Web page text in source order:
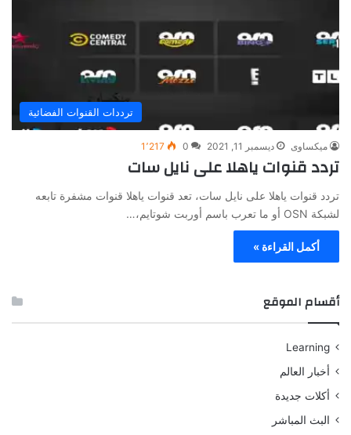
ترددات القنوات الفضائية
ميكساوى ديسمبر 11, 2021 0 1٬217
تردد قنوات ياهلا على نايل سات
تردد قنوات ياهلا على نايل سات، تعد قنوات ياهلا قنوات مشفرة تابعه
لشبكة OSN أو ما تعرب باسم أوربت شوتايم،…
أكمل القراءة »
أقسام الموقع
Learning
أخبار العالم
أكلات جديدة
البث المباشر